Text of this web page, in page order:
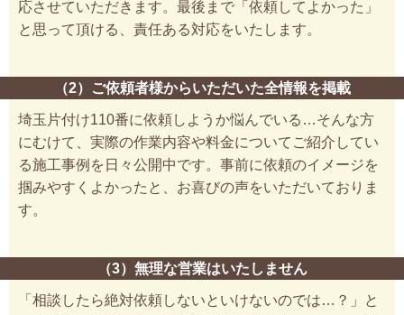
応させていただきます。最後まで「依頼してよかった」
と思って頂ける、責任ある対応をいたします。
（2）ご依頼者様からいただいた全情報を掲載
埼玉片付け110番に依頼しようか悩んでいる…そんな方
にむけて、実際の作業内容や料金についてご紹介してい
る施工事例を日々公開中です。事前に依頼のイメージを
掴みやすくよかったと、お喜びの声をいただいておりま
す。
（3）無理な営業はいたしません
「相談したら絶対依頼しないといけないのでは…？」と